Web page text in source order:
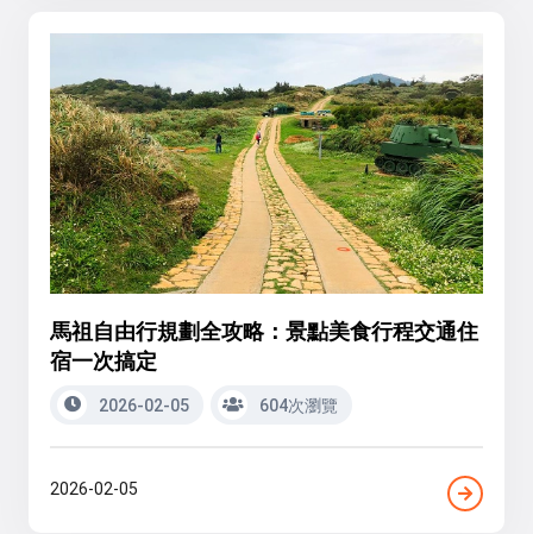
馬祖自由行規劃全攻略：景點美食行程交通住
宿一次搞定
2026-02-05 604次瀏覽
2026-02-05